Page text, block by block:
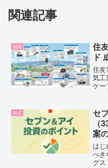
関連記事
就職
住
ド
住友
気工
ケー
通
を
株式
セ
（
案
は
べき
グ